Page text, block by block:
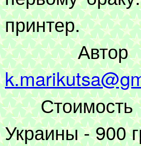
принтер.
Автор -
Стоимость
Украины - 900